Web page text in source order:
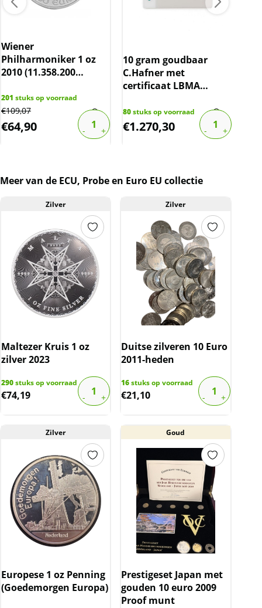
Wiener
Philharmoniker 1 oz
2010 (11.358.200
boven spot)
201 stuks op voorraad
€109,07
€64,90
10 gram goudbaar
C.Hafner met
certificaat LBMA
80stuks op voorraad
€1.270,30
Meer van de ECU, Probe en Euro EU collectie
Zilver
Maltezer Kruis 1 oz
zilver 2023
290stuks op voorraad
€74,19
Zilver
Duitse zilveren 10 Euro
2011-heden
16stuks op voorraad
€21,10
Zilver
Europese 1 oz Penning
(Goedemorgen Europa)
Goud
Prestigeset Japan met
gouden 10 euro 2009
Proof munt